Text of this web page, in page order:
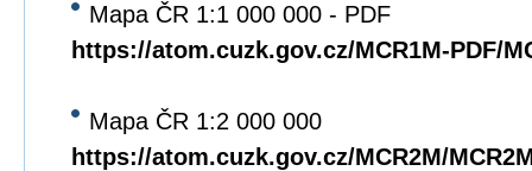
Mapa ČR 1:1 000 000 - PDF
https://atom.cuzk.gov.cz/MCR1M-PDF/
Mapa ČR 1:2 000 000
https://atom.cuzk.gov.cz/MCR2M/